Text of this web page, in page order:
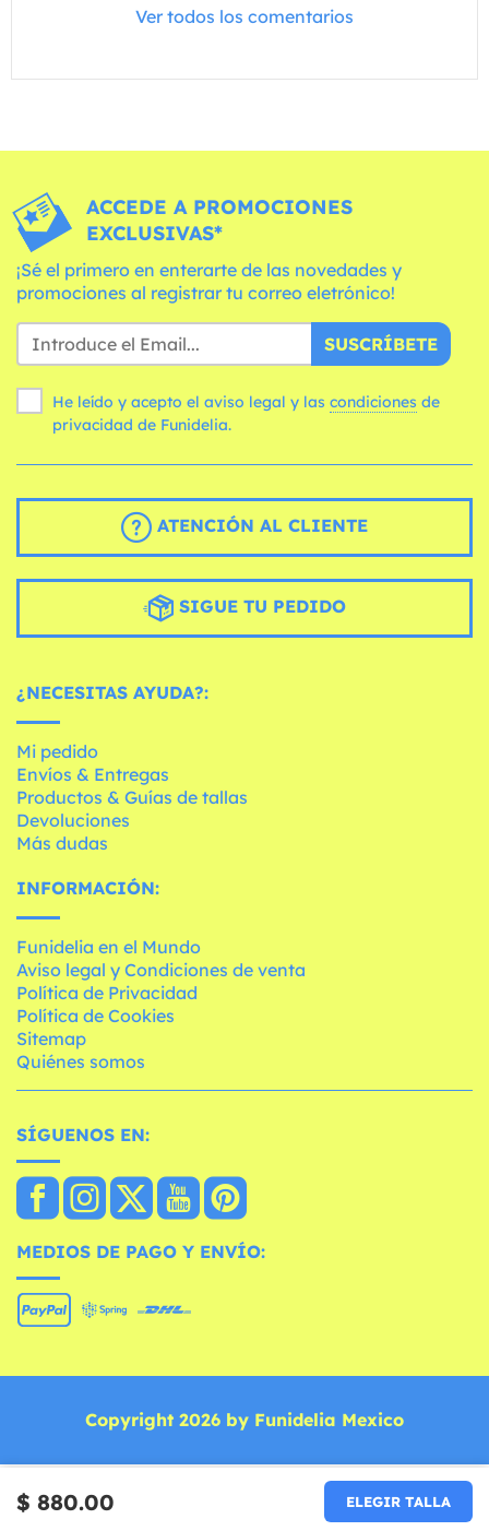
$ 880.00 ELEGIR TALLA
Ver todos los comentarios
ACCEDE A PROMOCIONES
EXCLUSIVAS*
¡Sé el primero en enterarte de las novedades y
promociones al registrar tu correo eletrónico!
SUSCRÍBETE
He leído y acepto el aviso legal y las condiciones
privacidad de Funidelia.
ATENCIÓN AL CLIENTE
SIGUE TU PEDIDO
¿NECESITAS AYUDA?:
Mi pedido
Envíos & Entregas
Productos & Guías de tallas
Devoluciones
Más dudas
INFORMACIÓN:
Funidelia en el Mundo
Aviso legal y Condiciones de venta
Política de Privacidad
Política de Cookies
Sitemap
Quiénes somos
SÍGUENOS EN:
MEDIOS DE PAGO Y ENVÍO:
Copyright 2026 by Funidelia Mexico